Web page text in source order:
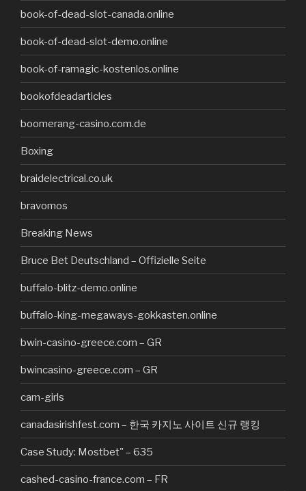
book-of-dead-slot-canada.online
book-of-dead-slot-demo.online
book-of-ramagic-kostenlos.online
bookofdeadarticles
boomerang-casino.com.de
Boxing
braidelectrical.co.uk
bravomos
Breaking News
Bruce Bet Deutschland – Offizielle Seite
buffalo-blitz-demo.online
buffalo-king-megaways-gokkasten.online
bwin-casino-greece.com – GR
bwincasino-greece.com – GR
cam-girls
canadasirishfest.com – 한국 카지노 사이트 신규 랭킹
Case Study: Mostbet" – 635
cashed-casino-france.com – FR